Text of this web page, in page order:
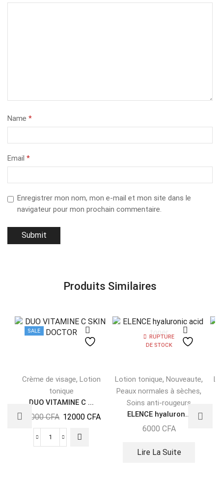
Name *
Email *
Enregistrer mon nom, mon e-mail et mon site dans le
navigateur pour mon prochain commentaire.
Produits Similaires
SALE
Crème de visage, Lotion
tonique
DUO VITAMINE C ...
13000CFA 12000 CFA
RUPTURE
DE STOCK
Lotion tonique, Nouveaute,
Peaux normales à sèches,
Soins anti-rougeurs
ELENCE hyaluron...
6000 CFA
Lire La Suite